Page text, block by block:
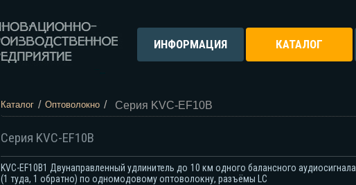
ИНФОРМАЦИЯ КАТАЛОГ
Каталог / Оптоволокно / Серия KVC-EF10B
Серия KVC-EF10B
KVC-EF10B1 Двунаправленный удлинитель до 10 км одного балансного аудиосигнала
(1 туда, 1 обратно) по одномодовому оптоволокну, разъёмы LC